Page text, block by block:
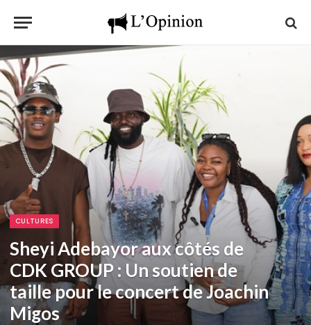
CULTURES
Sheyi Adebayor aux côtés de
CDK GROUP : Un soutien de
taille pour le concert de Joachin
Migos